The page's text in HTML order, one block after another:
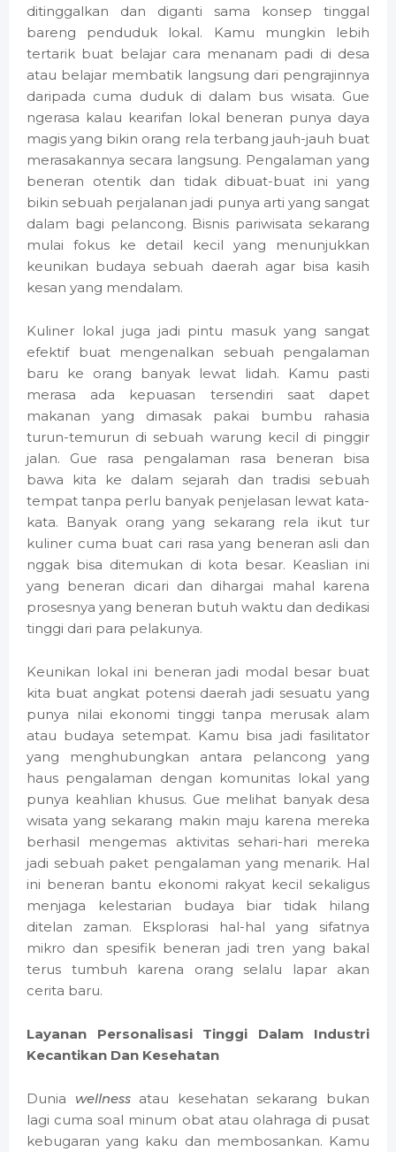
ditinggalkan dan diganti sama konsep tinggal
bareng penduduk lokal. Kamu mungkin lebih
tertarik buat belajar cara menanam padi di desa
atau belajar membatik langsung dari pengrajinnya
daripada cuma duduk di dalam bus wisata. Gue
ngerasa kalau kearifan lokal beneran punya daya
magis yang bikin orang rela terbang jauh-jauh buat
merasakannya secara langsung. Pengalaman yang
beneran otentik dan tidak dibuat-buat ini yang
bikin sebuah perjalanan jadi punya arti yang sangat
dalam bagi pelancong. Bisnis pariwisata sekarang
mulai fokus ke detail kecil yang menunjukkan
keunikan budaya sebuah daerah agar bisa kasih
kesan yang mendalam.
Kuliner lokal juga jadi pintu masuk yang sangat
efektif buat mengenalkan sebuah pengalaman
baru ke orang banyak lewat lidah. Kamu pasti
merasa ada kepuasan tersendiri saat dapet
makanan yang dimasak pakai bumbu rahasia
turun-temurun di sebuah warung kecil di pinggir
jalan. Gue rasa pengalaman rasa beneran bisa
bawa kita ke dalam sejarah dan tradisi sebuah
tempat tanpa perlu banyak penjelasan lewat kata-
kata. Banyak orang yang sekarang rela ikut tur
kuliner cuma buat cari rasa yang beneran asli dan
nggak bisa ditemukan di kota besar. Keaslian ini
yang beneran dicari dan dihargai mahal karena
prosesnya yang beneran butuh waktu dan dedikasi
tinggi dari para pelakunya.
Keunikan lokal ini beneran jadi modal besar buat
kita buat angkat potensi daerah jadi sesuatu yang
punya nilai ekonomi tinggi tanpa merusak alam
atau budaya setempat. Kamu bisa jadi fasilitator
yang menghubungkan antara pelancong yang
haus pengalaman dengan komunitas lokal yang
punya keahlian khusus. Gue melihat banyak desa
wisata yang sekarang makin maju karena mereka
berhasil mengemas aktivitas sehari-hari mereka
jadi sebuah paket pengalaman yang menarik. Hal
ini beneran bantu ekonomi rakyat kecil sekaligus
menjaga kelestarian budaya biar tidak hilang
ditelan zaman. Eksplorasi hal-hal yang sifatnya
mikro dan spesifik beneran jadi tren yang bakal
terus tumbuh karena orang selalu lapar akan
cerita baru.
Layanan Personalisasi Tinggi Dalam Industri
Kecantikan Dan Kesehatan
Dunia wellnessatau kesehatan sekarang bukan
lagi cuma soal minum obat atau olahraga di pusat
kebugaran yang kaku dan membosankan. Kamu